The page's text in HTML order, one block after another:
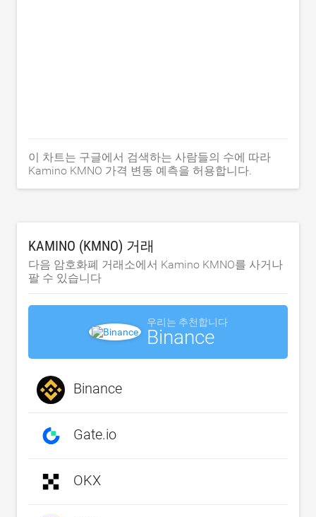
이 차트는 구글에서 검색하는 사람들의 수에 따라
Kamino KMNO 가격 변동 예측을 허용합니다.
KAMINO (KMNO) 거래
다음 암호화폐 거래소에서 Kamino KMNO를 사거나
팔 수 있습니다
우리는 추천합니다
Binance
Binance
Gate.io
OKX